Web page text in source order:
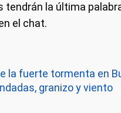
tendrán la última
el chat.
la fuerte tormenta en
granizo y viento